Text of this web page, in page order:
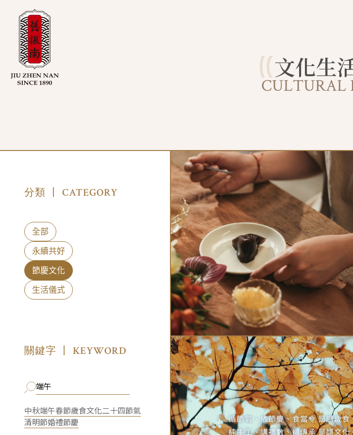
文化生
CULTURAL
分類 丨 CATEGORY
全部
永續共好
節慶文化
生活儀式
關鍵字 丨 KEYWORD
中秋端午春節歲食文化二十四節氣
清明節婚禮節慶